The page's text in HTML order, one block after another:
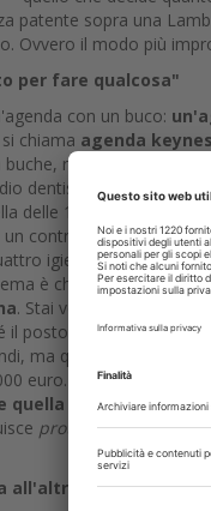
patente sopra una
Ovvero il modo più
per fare qualcosa"
con un buco:
chiama agenda
riempile, fai
dentistico suona così:
delle 10:00 di martedì
controllino gratuito.
igieni da 80 euro
è che stai
. Stai vedendo quello
il posto era già preso. Gli
ma quello a cui
euro. Invisibili. Mai
quella casella non
proteggendogli slot
all'altra come un